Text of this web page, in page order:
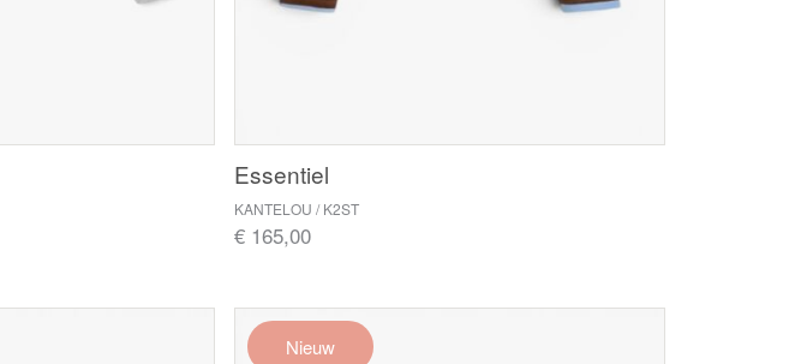
Essentiel
KANTELOU / K2ST
€ 165,00
Nieuw